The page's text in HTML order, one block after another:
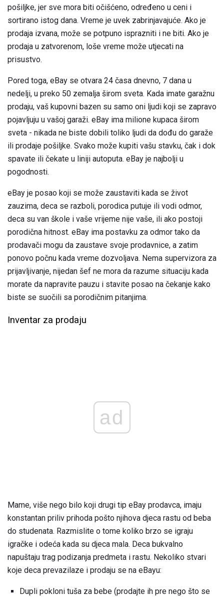
pošiljke, jer sve mora biti očišćeno, određeno u ceni i
sortirano istog dana. Vreme je uvek zabrinjavajuće. Ako je
prodaja izvana, može se potpuno isprazniti i ne biti. Ako je
prodaja u zatvorenom, loše vreme može utjecati na
prisustvo.
Pored toga, eBay se otvara 24 časa dnevno, 7 dana u
nedelji, u preko 50 zemalja širom sveta. Kada imate garažnu
prodaju, vaš kupovni bazen su samo oni ljudi koji se zapravo
pojavljuju u vašoj garaži. eBay ima milione kupaca širom
sveta - nikada ne biste dobili toliko ljudi da dođu do garaže
ili prodaje pošiljke. Svako može kupiti vašu stavku, čak i dok
spavate ili čekate u liniji autoputa. eBay je najbolji u
pogodnosti.
eBay je posao koji se može zaustaviti kada se život
zauzima, deca se razboli, porodica putuje ili vodi odmor,
deca su van škole i vaše vrijeme nije vaše, ili ako postoji
porodična hitnost. eBay ima postavku za odmor tako da
prodavači mogu da zaustave svoje prodavnice, a zatim
ponovo počnu kada vreme dozvoljava. Nema supervizora za
prijavljivanje, nijedan šef ne mora da razume situaciju kada
morate da napravite pauzu i stavite posao na čekanje kako
biste se suočili sa porodičnim pitanjima.
Inventar za prodaju
ad
Mame, više nego bilo koji drugi tip eBay prodavca, imaju
konstantan priliv prihoda pošto njihova djeca rastu od beba
do studenata. Razmislite o tome koliko brzo se igraju
igračke i odeća kada su djeca mala. Deca bukvalno
napuštaju trag podizanja predmeta i rastu. Nekoliko stvari
koje deca prevazilaze i prodaju se na eBayu:
Dupli pokloni tuša za bebe (prodajte ih pre nego što se